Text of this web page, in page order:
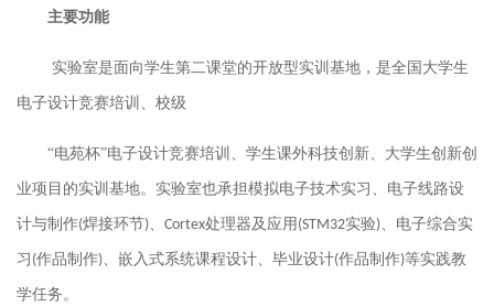
主要功能
实验室是面向学生第二课堂的开放型实训基地，是全国大学生
电子设计竞赛培训、校级
“电苑杯”电子设计竞赛培训、学生课外科技创新、大学生创新创
业项目的实训基地。实验室也承担模拟电子技术实习、电子线路设
计与制作(焊接环节)、 Cortex处理器及应用 (STM32实验)、电子综合实
习 (作品制作)、嵌入式系统课程设计、毕业设计(作品制作)等实践教
学任务。